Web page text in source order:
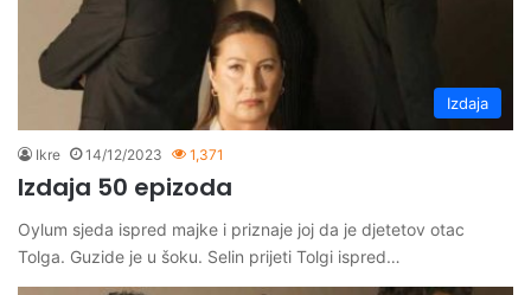
Izdaja
Ikre 14/12/2023 1,371
Izdaja 50 epizoda
Oylum sjeda ispred majke i priznaje joj da je djetetov otac
Tolga. Guzide je u šoku. Selin prijeti Tolgi ispred…